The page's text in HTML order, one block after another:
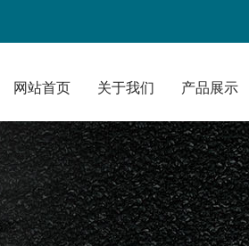
网站首页 关于我们 产品展示